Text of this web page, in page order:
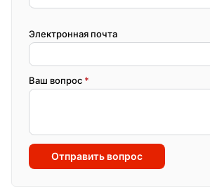
Электронная почта
Ваш вопрос *
Отправить вопрос